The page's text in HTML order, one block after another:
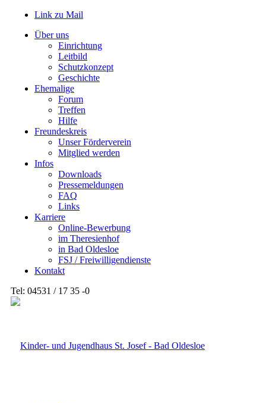
Link zu Mail
Über uns
Einrichtung
Leitbild
Schutzkonzept
Geschichte
Ehemalige
Forum
Treffen
Hilfe
Freundeskreis
Unser Förderverein
Mitglied werden
Infos
Downloads
Pressemeldungen
FAQ
Links
Karriere
Online-Bewerbung
im Theresienhof
in Bad Oldesloe
FSJ / Freiwilligendienste
Kontakt
Tel: 04531 / 17 35 -0